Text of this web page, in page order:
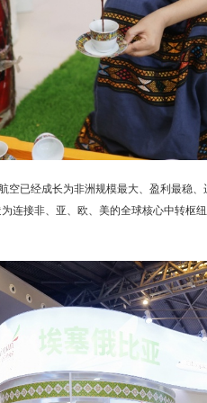
空已经成长为非洲规模最大、盈利最稳
连接非、亚、欧、美的全球核心中转枢